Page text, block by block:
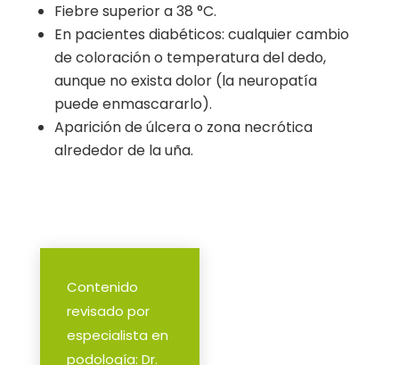
Fiebre superior a 38 °C.
En pacientes diabéticos: cualquier cambio
de coloración o temperatura del dedo,
aunque no exista dolor (la neuropatía
puede enmascararlo).
Aparición de úlcera o zona necrótica
alrededor de la uña.
Contenido
revisado por
especialista en
podología: Dr.